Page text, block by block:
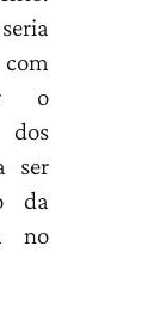
o
ser
da
no